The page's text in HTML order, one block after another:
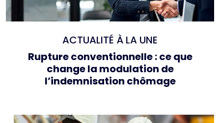
ACTUALITÉ À LA UNE
Rupture conventionnelle : ce que
change la modulation de
l’indemnisation chômage